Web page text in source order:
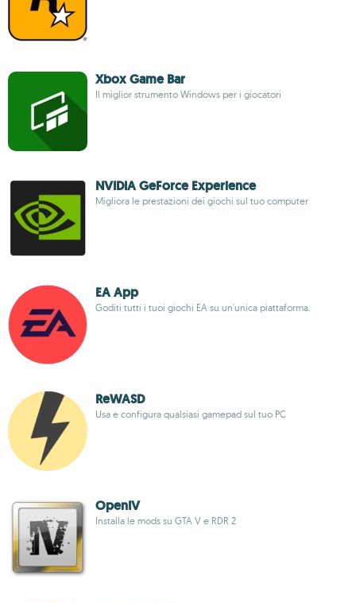
Xbox Game Bar
Il miglior strumento Windows per i giocatori
NVIDIA GeForce Experience
Migliora le prestazioni dei giochi sul tuo computer
EA App
Goditi tutti i tuoi giochi EA su un'unica piattaforma.
ReWASD
Usa e configura qualsiasi gamepad sul tuo PC
OpenIV
Installa le mods su GTA V e RDR 2